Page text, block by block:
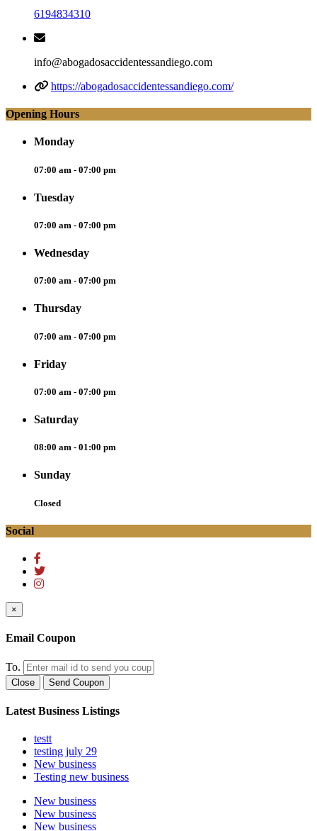
6194834310
info@abogadosaccidentessandiego.com
https://abogadosaccidentessandiego.com/
Opening Hours
Monday
07:00 am - 07:00 pm
Tuesday
07:00 am - 07:00 pm
Wednesday
07:00 am - 07:00 pm
Thursday
07:00 am - 07:00 pm
Friday
07:00 am - 07:00 pm
Saturday
08:00 am - 01:00 pm
Sunday
Closed
Social
×
Email Coupon
To.
Close Send Coupon
Latest Business Listings
testt
testing july 29
New business
Testing new business
New business
New business
New business